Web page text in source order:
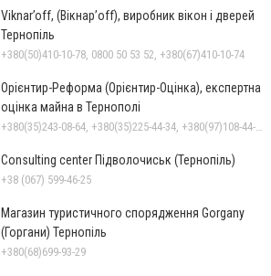
Viknar’off, (Вікнар’off), виробник вікон і дверей
Тернопіль
+380(50)410-10-78, 0800 50 53 52, +380(67)410-10-74
Орієнтир-Реформа (Орієнтир-Оцінка), експертна
оцінка майна в Тернополі
+380(35)243-08-64, +380(35)225-44-34, +380(97)108-44-83, +380(50)968-62-40, +380(35)252-66-33
Consulting center Підволочиськ (Тернопіль)
+38 (067) 599-46-25
Магазин туристичного спорядження Gorgany
(Горгани) Тернопіль
+380(68)699-93-29